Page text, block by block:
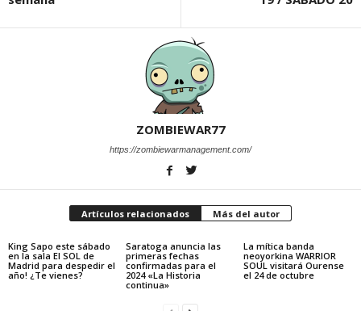
ZOMBIEWAR77
https://zombiewarmanagement.com/
Artículos relacionados Más del autor
King Sapo este sábado
en la sala El SOL de
Madrid para despedir el
año! ¿Te vienes?
Saratoga anuncia las
primeras fechas
confirmadas para el
2024 «La Historia
continua»
La mítica banda
neoyorkina WARRIOR
SOUL visitará Ourense
el 24 de octubre